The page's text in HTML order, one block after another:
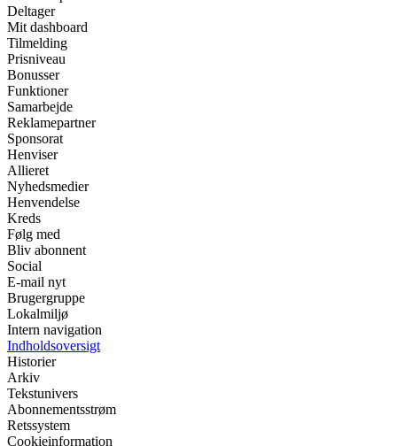
Deltager
Mit dashboard
Tilmelding
Prisniveau
Bonusser
Funktioner
Samarbejde
Reklamepartner
Sponsorat
Henviser
Allieret
Nyhedsmedier
Henvendelse
Kreds
Følg med
Bliv abonnent
Social
E-mail nyt
Brugergruppe
Lokalmiljø
Intern navigation
Indholdsoversigt
Historier
Arkiv
Tekstunivers
Abonnementsstrøm
Retssystem
Cookieinformation